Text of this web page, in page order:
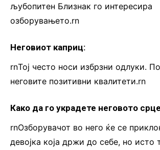
љубопитен Близнак го интересира
озборувањето.rn
Неговиот каприц:
rnТој често носи избрзни одлуки.
неговите позитивни квалитети.rn
Како да го украдете неговото
rnОзборувачот во него ќе се
девојка која држи до себе, но исто